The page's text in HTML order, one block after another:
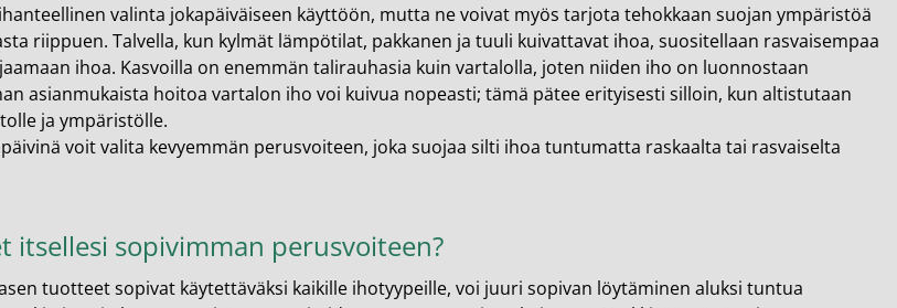
sha
Close navigation.
valinta jokapäiväiseen käyttöön, mutta ne voivat myös tarjota tehokkaan suojan ympäristöä
riippuen. Talvella, kun kylmät lämpötilat, pakkanen ja tuuli kuivattavat ihoa, suositellaan rasvaisempaa
ihoa. Kasvoilla on enemmän talirauhasia kuin vartalolla, joten niiden iho on luonnostaan
asianmukaista hoitoa vartalon iho voi kuivua nopeasti; tämä pätee erityisesti silloin, kun altistutaan
ja ympäristölle.
voit valita kevyemmän perusvoiteen, joka suojaa silti ihoa tuntumatta raskaalta tai rasvaiselta
itsellesi sopivimman perusvoiteen?
tuotteet sopivat käytettäväksi kaikille ihotyypeille, voi juuri sopivan löytäminen aluksi tuntua